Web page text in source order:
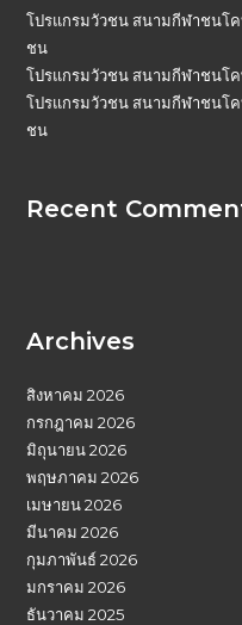
โปรแกรมวัวชน สนามกีฬาชนโ
ชน
โปรแกรมวัวชน สนามกีฬาชนโ
โปรแกรมวัวชน สนามกีฬาชนโค
ชน
Recent
Archives
สิงหาคม 2026
กรกฎาคม 2026
มิถุนายน 2026
พฤษภาคม 2026
เมษายน 2026
มีนาคม 2026
กุมภาพันธ์ 2026
มกราคม 2026
ธันวาคม 2025